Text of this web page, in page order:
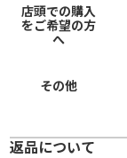
店頭での購入
をご希望の方
へ
その他
返品について